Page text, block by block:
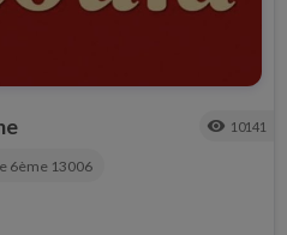
visibility 10141
6ème 13006